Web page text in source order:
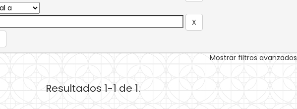
Mostrar filtros avanzados
Resultados 1-1 de 1.